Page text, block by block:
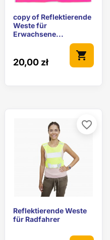
copy of Reflektierende
Weste für
Erwachsene...
20,00 zł
shopping_cart
Reflektierende Weste
für Radfahrer
favorite_border